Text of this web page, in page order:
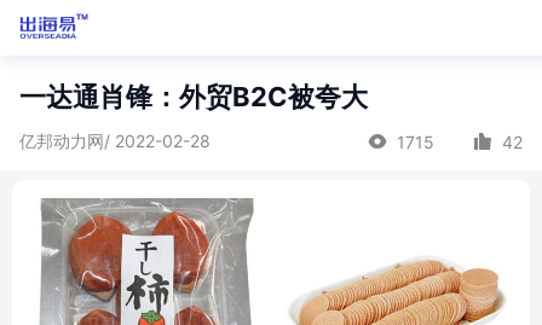
一达通肖锋：外贸B2C被夸大
亿邦动力网/ 2022-02-28 1715 42